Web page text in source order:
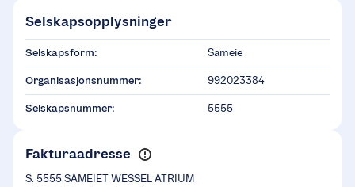
Selskapsopplysninger
Selskapsform: Sameie
Organisasjonsnummer: 992023384
Selskapsnummer: 5555
Fakturaadresse
S. 5555 SAMEIET WESSEL ATRIUM